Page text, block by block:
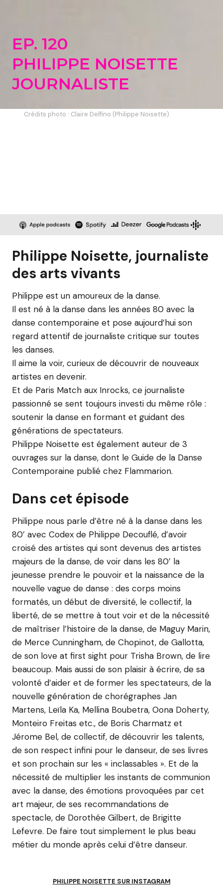
EP. 120
PHILIPPE NOISETTE
JOURNALISTE
Crédits photo : Claire Delfino (Philippe Noisette)
Philippe Noisette, journaliste
des arts vivants
Philippe est un amoureux de la danse.
Il est né à la danse dans les années 80 avec la
danse contemporaine et pose aujourd’hui son
regard attentif de journaliste critique sur toutes
les danses.
Il aime la voir, curieux de découvrir de nouveaux
artistes en devenir.
Et de Paris Match aux Inrocks, ce journaliste
passionné se sent toujours investi du même rôle :
soutenir la danse en formant et guidant des
générations de spectateurs.
Philippe Noisette est également auteur de 3
ouvrages sur la danse, dont le Guide de la Danse
Contemporaine publié chez Flammarion.
Dans cet épisode
Philippe nous parle d’être né à la danse dans les
80’ avec Codex de Philippe Decouflé, d’avoir
croisé des artistes qui sont devenus des artistes
majeurs de la danse, de voir dans les 80’ la
jeunesse prendre le pouvoir et la naissance de la
nouvelle vague de danse : des corps moins
formatés, un début de diversité, le collectif, la
liberté, de se mettre à tout voir et de la nécessité
de maîtriser l’histoire de la danse, de Maguy Marin,
de Merce Cunningham, de Chopinot, de Gallotta,
de son love at first sight pour Trisha Brown, de lire
beaucoup. Mais aussi de son plaisir à écrire, de sa
volonté d’aider et de former les spectateurs, de la
nouvelle génération de chorégraphes Jan
Martens, Leïla Ka, Mellina Boubetra, Oona Doherty,
Monteiro Freitas etc., de Boris Charmatz et
Jérome Bel, de collectif, de découvrir les talents,
de son respect infini pour le danseur, de ses livres
et son prochain sur les « inclassables ». Et de la
nécessité de multiplier les instants de communion
avec la danse, des émotions provoquées par cet
art majeur, de ses recommandations de
spectacle, de Dorothée Gilbert, de Brigitte
Lefevre. De faire tout simplement le plus beau
métier du monde après celui d’être danseur.
PHILIPPE NOISETTE SUR INSTAGRAM